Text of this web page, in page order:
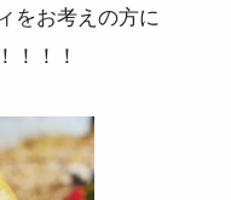
をお考えの方に
！！！